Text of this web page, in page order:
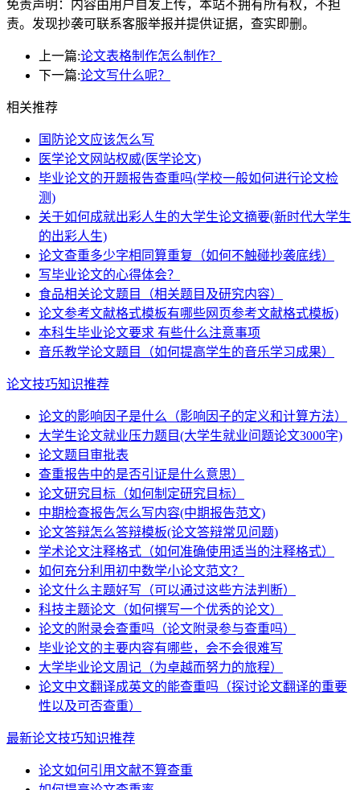
免责声明：内容由用户自发上传，本站不拥有所有权，不担
责。发现抄袭可联系客服举报并提供证据，查实即删。
上一篇:论文表格制作怎么制作？
下一篇:论文写什么呢？
相关推荐
国防论文应该怎么写
医学论文网站权威(医学论文)
毕业论文的开题报告查重吗(学校一般如何进行论文检
测)
关于如何成就出彩人生的大学生论文摘要(新时代大学生
的出彩人生)
论文查重多少字相同算重复（如何不触碰抄袭底线）
写毕业论文的心得体会？
食品相关论文题目（相关题目及研究内容）
论文参考文献格式模板有哪些网页参考文献格式模板)
本科生毕业论文要求 有些什么注意事项
音乐教学论文题目（如何提高学生的音乐学习成果）
论文技巧知识推荐
论文的影响因子是什么（影响因子的定义和计算方法）
大学生论文就业压力题目(大学生就业问题论文3000字)
论文题目审批表
查重报告中的是否引证是什么意思）
论文研究目标（如何制定研究目标）
中期检查报告怎么写内容(中期报告范文)
论文答辩怎么答辩模板(论文答辩常见问题)
学术论文注释格式（如何准确使用适当的注释格式）
如何充分利用初中数学小论文范文？
论文什么主题好写（可以通过这些方法判断）
科技主题论文（如何撰写一个优秀的论文）
论文的附录会查重吗（论文附录参与查重吗）
毕业论文的主要内容有哪些，会不会很难写
大学毕业论文周记（为卓越而努力的旅程）
论文中文翻译成英文的能查重吗（探讨论文翻译的重要
性以及可否查重）
最新论文技巧知识推荐
论文如何引用文献不算查重